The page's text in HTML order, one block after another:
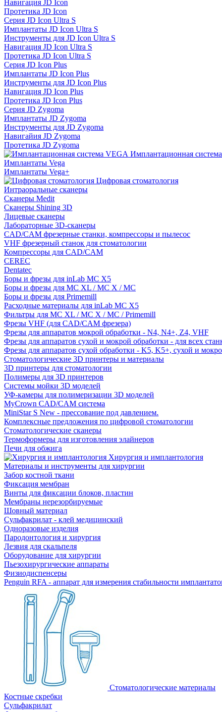
Навигация JD Icon
Протетика JD Icon
Серия JD Icon Ultra S
Имплантаты JD Icon Ultra S
Инструменты для JD Icon Ultra S
Навигация JD Icon Ultra S
Протетика JD Icon Ultra S
Серия JD Icon Plus
Имплантаты JD Icon Plus
Инструменты для JD Icon Plus
Навигация JD Icon Plus
Протетика JD Icon Plus
Серия JD Zygoma
Имплантаты JD Zygoma
Инструменты для JD Zygoma
Навигайия JD Zygoma
Протетика JD Zygoma
Имплантационная
Имплантаты Vega
Имплантаты Vega+
Цифровая стоматология
Интраоральные сканеры
Сканеры Medit
Сканеры Shining 3D
Лицевые сканеры
Лабораторные 3D-сканеры
CAD/CAM фрезерные станки, компрессоры и пылесос
VHF фрезерный станок для стоматологии
Компрессоры для CAD/CAM
CEREC
Dentatec
Боры и фрезы для inLab MC X5
Боры и фрезы для MC XL / MC X / MC
Боры и фрезы для Primemill
Расходные материалы для inLab MC X5
Фильтры для MC XL / MC X / MC / Primemill
Фрезы VHF (для CAD/CAM фрезера)
Фрезы для аппаратов мокрой обработки - N4, N4+, Z4, VHF
Фрезы для аппаратов сухой и мокрой обработки - для всех
Фрезы для аппаратов сухой обработки - K5, K5+, сухой и
Стоматологические 3D принтеры и материалы
3D принтеры для стоматологии
Полимеры для 3D принтеров
Системы мойки 3D моделей
УФ-камеры для полимеризации 3D моделей
MyCrown CAD/CAM система
MiniStar S New - прессование под давлением.
Комплексные предложения по цифровой стоматологии
Стоматологические сканеры
Термоформеры для изготовления элайнеров
Печи для обжига
Хирургия и имплантология
Материалы и инструменты для хирургии
Забор костной ткани
Фиксация мембран
Винты для фиксации блоков, пластин
Мембраны нерезорбируемые
Шовный материал
Сульфакрилат - клей медицинский
Одноразовые изделия
Пародонтология и хирургия
Лезвия для скальпеля
Оборудование для хирургии
Пьезохирургические аппараты
Физиодиспенсеры
Penguin RFA - аппарат для измерения стабильности
Стоматологические материалы
Костные скребки
Сульфакрилат